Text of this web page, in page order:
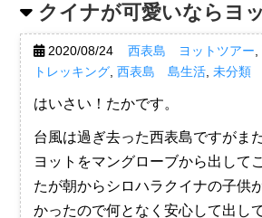
クイナが可愛いならヨ
2020/08/24 西表島 ヨットツアー
トレッキング, 西表島 島生活, 未分類
はいさい！たかです。
台風は過ぎ去った西表島ですがま
ヨットをマングローブから出して
たが朝からシロハラクイナの子供
かったので何となく安心して出し